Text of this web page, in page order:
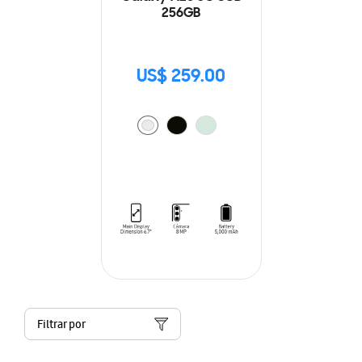
256GB
US$ 259.00
Filtrar por